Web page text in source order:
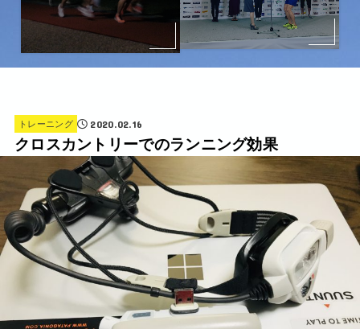
トレーニング 2020.02.16
クロスカントリーでのランニング効果